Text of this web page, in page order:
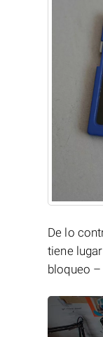
De lo
tiene
bloqueo